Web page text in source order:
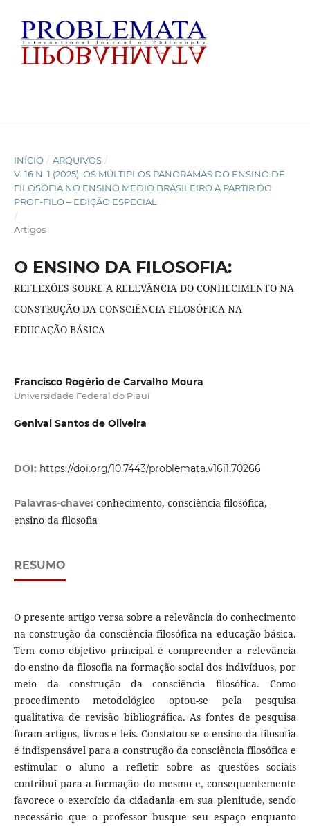
INÍCIO / ARQUIVOS /
V. 16 N. 1 (2025): OS MÚLTIPLOS PANORAMAS DO ENSINO DE
FILOSOFIA NO ENSINO MÉDIO BRASILEIRO A PARTIR DO
PROF-FILO – EDIÇÃO ESPECIAL
/
Artigos
O ENSINO DA FILOSOFIA:
REFLEXÕES SOBRE A RELEVÂNCIA DO CONHECIMENTO NA
CONSTRUÇÃO DA CONSCIÊNCIA FILOSÓFICA NA
EDUCAÇÃO BÁSICA
Francisco Rogério de Carvalho Moura
Universidade Federal do Piauí
Genival Santos de Oliveira
DOI: https://doi.org/10.7443/problemata.v16i1.70266
Palavras-chave: conhecimento, consciência filosófica,
ensino da filosofia
RESUMO
O presente artigo versa sobre a relevância do conhecimento
na construção da consciência filosófica na educação básica.
Tem como objetivo principal é compreender a relevância
do ensino da filosofia na formação social dos indivíduos, por
meio da construção da consciência filosófica. Como
procedimento metodológico optou-se pela pesquisa
qualitativa de revisão bibliográfica. As fontes de pesquisa
foram artigos, livros e leis. Constatou-se o ensino da filosofia
é indispensável para a construção da consciência filosófica e
estimular o aluno a refletir sobre as questões sociais
contribui para a formação do mesmo e, consequentemente
favorece o exercício da cidadania em sua plenitude, sendo
necessário que o professor busque seu espaço enquanto